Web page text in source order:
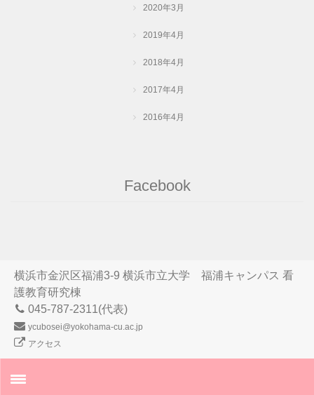
2020年3月
2019年4月
2018年4月
2017年4月
2016年4月
Facebook
横浜市金沢区福浦3-9 横浜市立大学 福浦キャンパス 看
護教育研究棟
045-787-2311(代表)
ycubosei@yokohama-cu.ac.jp
アクセス